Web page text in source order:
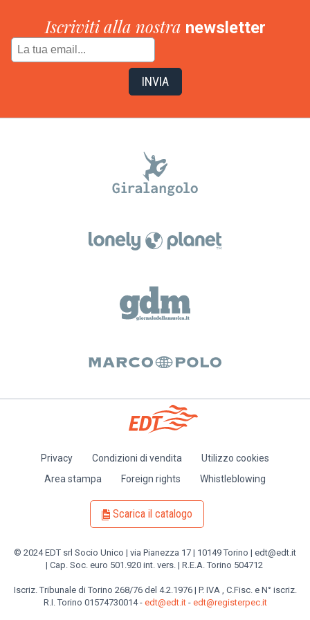
Iscriviti alla nostra newsletter
Privacy Condizioni di vendita
Utilizzo cookies
Area stampa
Foreign rights Whistleblowing
Scarica il catalogo
© 2024 EDT srl Socio Unico | via Pianezza 17 | 10149 Torino | edt@edt.it
| Cap. Soc. euro 501.920 int. vers. | R.E.A. Torino 504712
Iscriz. Tribunale di Torino 268/76 del 4.2.1976 | P. IVA , C.Fisc. e N° iscriz.
R.I. Torino 01574730014 - edt@edt.it- edt@registerpec.it